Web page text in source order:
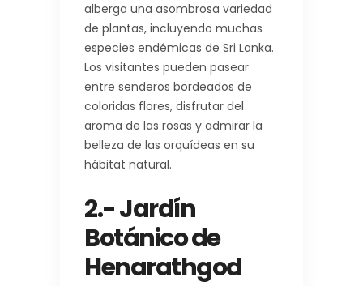
alberga una asombrosa variedad
de plantas, incluyendo muchas
especies endémicas de Sri Lanka.
Los visitantes pueden pasear
entre senderos bordeados de
coloridas flores, disfrutar del
aroma de las rosas y admirar la
belleza de las orquídeas en su
hábitat natural.
2.- Jardín
Botánico de
Henarathgod